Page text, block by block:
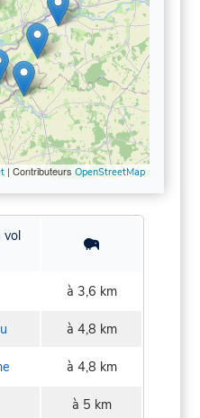
| Contributeurs OpenStreetMap
vol
à 3,6 km
à 4,8 km
à 4,8 km
à 5 km